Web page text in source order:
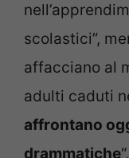
scolastici”,
affacciano al
adulti caduti
affrontano
drammatiche